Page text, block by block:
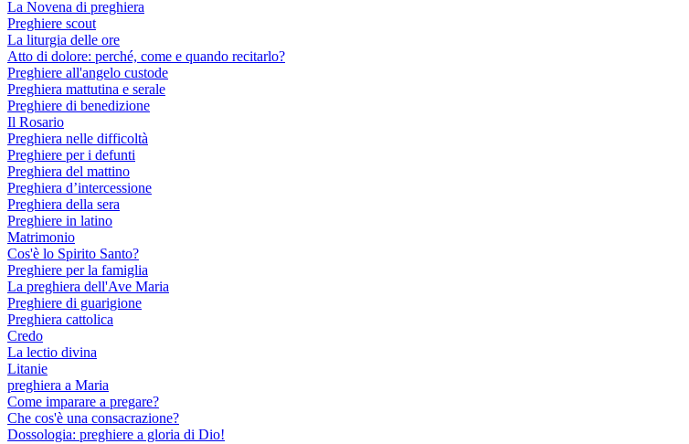
La Novena di preghiera
Preghiere scout
La liturgia delle ore
Atto di dolore: perché, come e quando recitarlo?
Preghiere all'angelo custode
Preghiera mattutina e serale
Preghiere di benedizione
Il Rosario
Preghiera nelle difficoltà
Preghiere per i defunti
Preghiera del mattino
Preghiera d’intercessione
Preghiera della sera
Preghiere in latino
Matrimonio
Cos'è lo Spirito Santo?
Preghiere per la famiglia
La preghiera dell'Ave Maria
Preghiere di guarigione
Preghiera cattolica
Credo
La lectio divina
Litanie
preghiera a Maria
Come imparare a pregare?
Che cos'è una consacrazione?
Dossologia: preghiere a gloria di Dio!